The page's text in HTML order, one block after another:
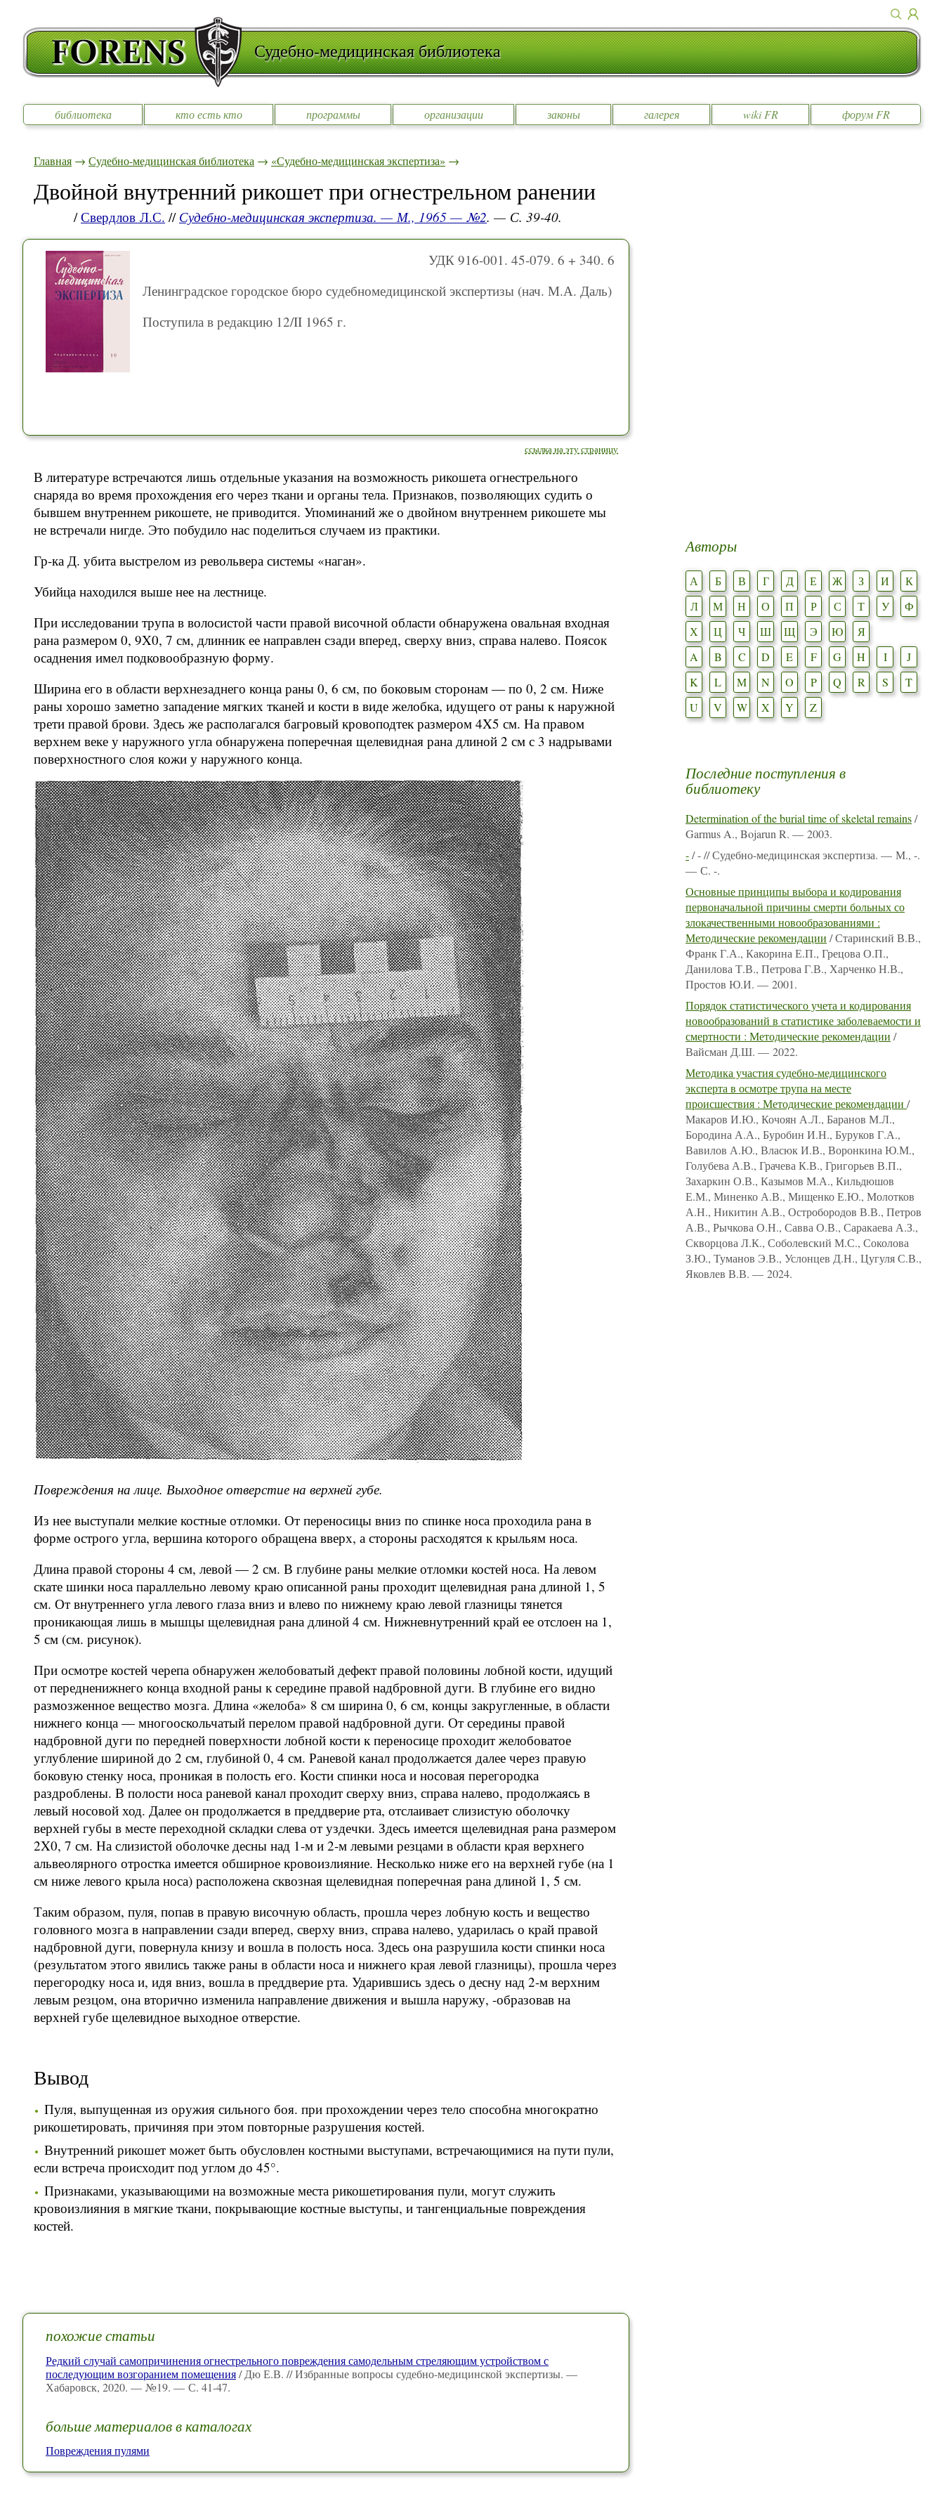
Судебно-медицинская библиотека
библиотека кто есть кто программы организации законы галерея wiki FR форум FR
Главная → Судебно-медицинская библиотека → «Судебно-медицинская экспертиза» →
Двойной внутренний рикошет при огнестрельном ранении
/Свердлов Л.С. // Судебно-медицинская экспертиза. — М., 1965 — №2. — С. 39-40.
УДК 916-001. 45-079. 6 + 340. 6
Ленинградское городское бюро судебномедицинской экспертизы (нач. М.А. Даль)
Поступила в редакцию 12/II 1965 г.
ссылка на эту страницу
В литературе встречаются лишь отдельные указания на возможность рикошета огнестрельного
снаряда во время прохождения его через ткани и органы тела. Признаков, позволяющих судить о
бывшем внутреннем рикошете, не приводится. Упоминаний же о двойном внутреннем рикошете мы
не встречали нигде. Это побудило нас поделиться случаем из практики.
Гр-ка Д. убита выстрелом из револьвера системы «наган».
Убийца находился выше нее на лестнице.
При исследовании трупа в волосистой части правой височной области обнаружена овальная входная
рана размером 0, 9X0, 7 см, длинник ее направлен сзади вперед, сверху вниз, справа налево. Поясок
осаднения имел подковообразную форму.
Ширина его в области верхнезаднего конца раны 0, 6 см, по боковым сторонам — по 0, 2 см. Ниже
раны хорошо заметно западение мягких тканей и кости в виде желобка, идущего от раны к наружной
трети правой брови. Здесь же располагался багровый кровоподтек размером 4X5 см. На правом
верхнем веке у наружного угла обнаружена поперечная щелевидная рана длиной 2 см с 3 надрывами
поверхностного слоя кожи у наружного конца.
Повреждения на лице. Выходное отверстие на верхней губе.
Из нее выступали мелкие костные отломки. От переносицы вниз по спинке носа проходила рана в
форме острого угла, вершина которого обращена вверх, а стороны расходятся к крыльям носа.
Длина правой стороны 4 см, левой — 2 см. В глубине раны мелкие отломки костей носа. На левом
скате шинки носа параллельно левому краю описанной раны проходит щелевидная рана длиной 1, 5
см. От внутреннего угла левого глаза вниз и влево по нижнему краю левой глазницы тянется
проникающая лишь в мышцы щелевидная рана длиной 4 см. Нижневнутренний край ее отслоен на 1,
5 см (см. рисунок).
При осмотре костей черепа обнаружен желобоватый дефект правой половины лобной кости, идущий
от передненижнего конца входной раны к середине правой надбровной дуги. В глубине его видно
размозженное вещество мозга. Длина «желоба» 8 см ширина 0, 6 см, концы закругленные, в области
нижнего конца — многооскольчатый перелом правой надбровной дуги. От середины правой
надбровной дуги по передней поверхности лобной кости к переносице проходит желобоватое
углубление шириной до 2 см, глубиной 0, 4 см. Раневой канал продолжается далее через правую
боковую стенку носа, проникая в полость его. Кости спинки носа и носовая перегородка
раздроблены. В полости носа раневой канал проходит сверху вниз, справа налево, продолжаясь в
левый носовой ход. Далее он продолжается в преддверие рта, отслаивает слизистую оболочку
верхней губы в месте переходной складки слева от уздечки. Здесь имеется щелевидная рана размером
2X0, 7 см. На слизистой оболочке десны над 1-м и 2-м левыми резцами в области края верхнего
альвеолярного отростка имеется обширное кровоизлияние. Несколько ниже его на верхней губе (на 1
см ниже левого крыла носа) расположена сквозная щелевидная поперечная рана длиной 1, 5 см.
Таким образом, пуля, попав в правую височную область, прошла через лобную кость и вещество
головного мозга в направлении сзади вперед, сверху вниз, справа налево, ударилась о край правой
надбровной дуги, повернула книзу и вошла в полость носа. Здесь она разрушила кости спинки носа
(результатом этого явились также раны в области носа и нижнего края левой глазницы), прошла через
перегородку носа и, идя вниз, вошла в преддверие рта. Ударившись здесь о десну над 2-м верхним
левым резцом, она вторично изменила направление движения и вышла наружу, -образовав на
верхней губе щелевидное выходное отверстие.
Вывод
Пуля, выпущенная из оружия сильного боя. при прохождении через тело способна многократно
рикошетировать, причиняя при этом повторные разрушения костей.
Внутренний рикошет может быть обусловлен костными выступами, встречающимися на пути пули,
если встреча происходит под углом до 45°.
Признаками, указывающими на возможные места рикошетирования пули, могут служить
кровоизлияния в мягкие ткани, покрывающие костные выступы, и тангенциальные повреждения
костей.
похожие статьи
Редкий случай самопричинения огнестрельного повреждения самодельным стреляющим устройством с
последующим возгоранием помещения/ Дю Е.В. // Избранные вопросы судебно-медицинской экспертизы. —
Хабаровск, 2020. — №19. — С. 41-47.
больше материалов в каталогах
Повреждения пулями
Авторы
А Б В Г Д Е Ж З И
К
Л
М Н О П Р С Т У
Ф
Х
Ц Ч Ш Щ Э Ю
Я
A
B C D E F G H I
J
K
L M N O P Q R S
T
U
V W X Y Z
Последние поступления в
библиотеку
Determination of the burial time of skeletal remains/
Garmus A., Bojarun R. — 2003.
-/ - // Судебно-медицинская экспертиза. — М., -.
— С. -.
Основные принципы выбора и кодирования
первоначальной причины смерти больных со
злокачественными новообразованиями :
Методические рекомендации / Старинский В.В.,
Франк Г.А., Какорина Е.П., Грецова О.П.,
Данилова Т.В., Петрова Г.В., Харченко Н.В.,
Простов Ю.И. — 2001.
Порядок статистического учета и кодирования
новообразований в статистике заболеваемости и
смертности : Методические рекомендации /
Вайсман Д.Ш. — 2022.
Методика участия судебно-медицинского
эксперта в осмотре трупа на месте
происшествия : Методические рекомендации /
Макаров И.Ю., Кочоян А.Л., Баранов М.Л.,
Бородина А.А., Буробин И.Н., Буруков Г.А.,
Вавилов А.Ю., Власюк И.В., Воронкина Ю.М.,
Голубева А.В., Грачева К.В., Григорьев В.П.,
Захаркин О.В., Казымов М.А., Кильдюшов
Е.М., Миненко А.В., Мищенко Е.Ю., Молотков
А.Н., Никитин А.В., Остробородов В.В., Петров
А.В., Рычкова О.Н., Савва О.В., Саракаева А.З.,
Скворцова Л.К., Соболевский М.С., Соколова
З.Ю., Туманов Э.В., Услонцев Д.Н., Цугуля С.В.,
Яковлев В.В. — 2024.